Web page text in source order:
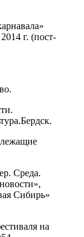
г. (пост-
Среда.
Сибирь»
на